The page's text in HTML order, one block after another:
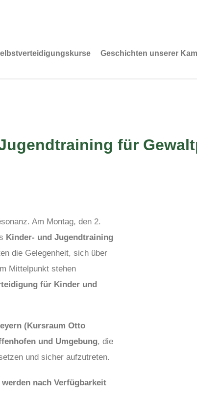
Geschichten unserer
für
Am Montag, den 2.
Kinder- und Jugendtraining
die Gelegenheit, sich über
Mittelpunkt stehen
für Kinder und
(Kursraum Otto
und Umgebung, die
und sicher aufzutreten.
werden nach Verfügbarkeit